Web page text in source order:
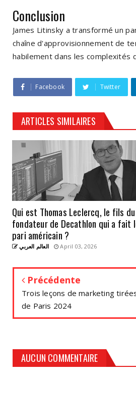
Conclusion
James Litinsky a transformé un
chaîne d'approvisionnement de
habilement dans les complexités
Facebook Twitter
ARTICLES SIMILAIRES
Qui est Thomas Leclercq, le fils du
fondateur de Decathlon qui a fait
pari américain ?
العالم العربي April 03, 2026
Précédente
Trois leçons de marketing
de Paris 2024
AUCUN COMMENTAIRE